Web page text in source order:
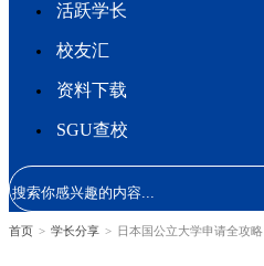
活跃学长
校友汇
资料下载
SGU查校
首页 > 学长分享 > 日本国公立大学申请全攻略